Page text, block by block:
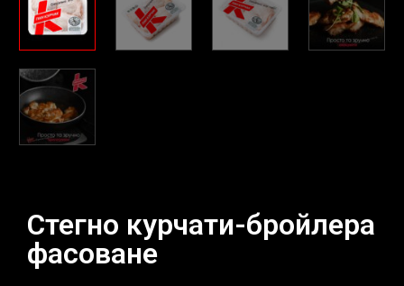
Стегно курчати-бройлера
фасоване